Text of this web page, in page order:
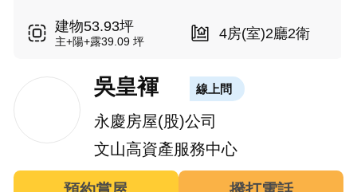
建物53.93坪
主+陽+露39.09 坪 4房(室)2廳2衛
吳皇褌 線上問
永慶房屋(股)公司
文山高資產服務中心